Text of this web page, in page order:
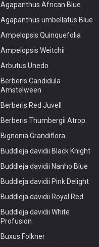
Agapanthus African Blue
Agapanthus umbellatus Blue
Ampelopsis Quinquefolia
Ampelopsis Weitchii
Arbutus Unedo
Berberis Candidula
Amstelween
Berberis Red Juvell
Berberis Thumbergii Atrop.
Bignonia Grandiflora
Buddleja davidii Black Knight
Buddleja davidii Nanho Blue
Buddleja davidii Pink Delight
Buddleja davidii Royal Red
Buddleja davidii White
Profusion
Buxus Folkner